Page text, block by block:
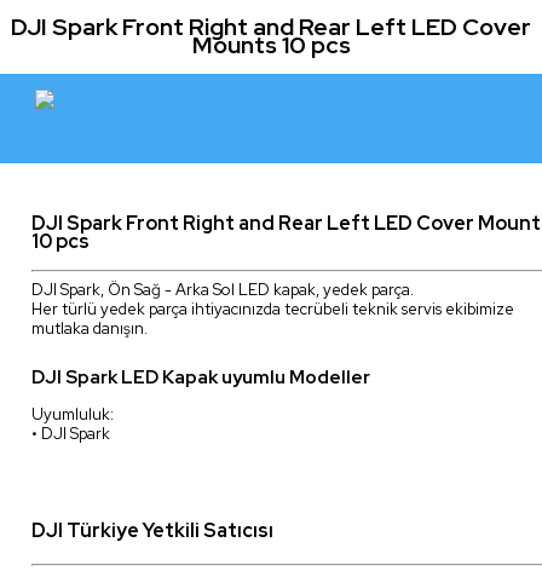
DJI Spark Front Right and Rear Left LED Cover
Mounts 10 pcs
DJI Spark Front Right and Rear Left LED Cover
10 pcs
DJI Spark, Ön Sağ - Arka Sol LED kapak, yedek parça.
Her türlü yedek parça ihtiyacınızda tecrübeli teknik servis ekibimize
mutlaka danışın.
DJI Spark LED Kapak uyumlu Modeller
Uyumluluk:
• DJI Spark
DJI Türkiye Yetkili Satıcısı